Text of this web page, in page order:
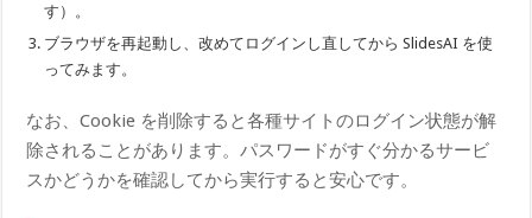
す）。
ブラウザを再起動し、改めてログインし直してから SlidesAI を使
ってみます。
なお、Cookie を削除すると各種サイトのログイン状態が解
除されることがあります。パスワードがすぐ分かるサービ
スかどうかを確認してから実行すると安心です。